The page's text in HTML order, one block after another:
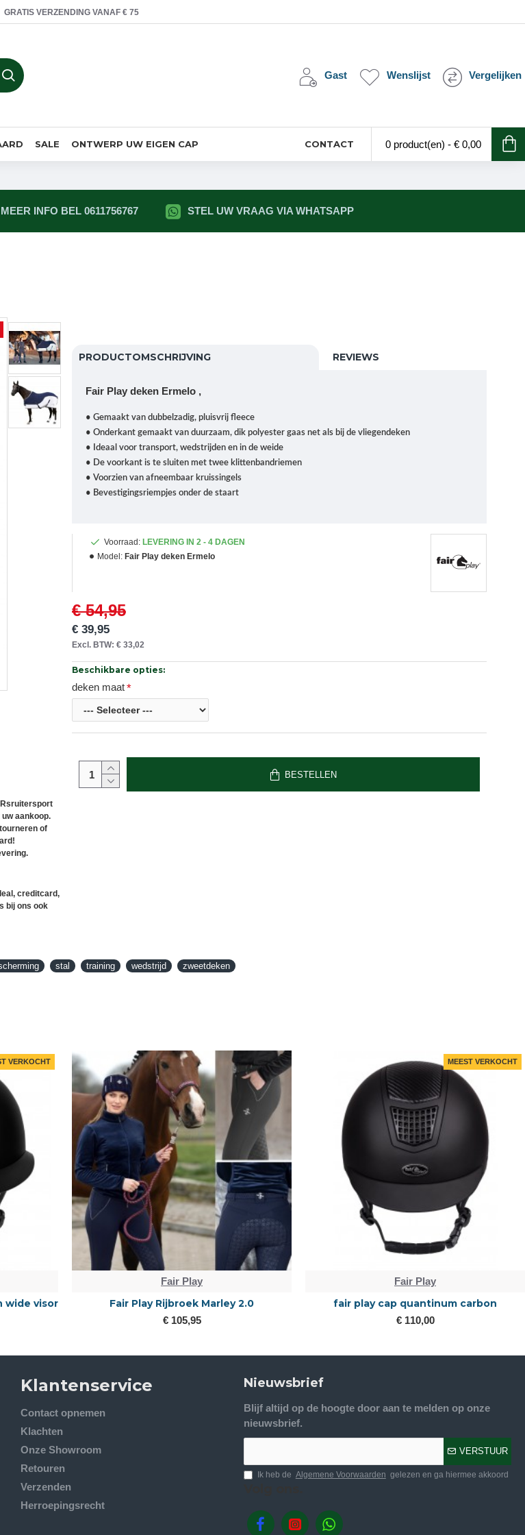
GRATIS VERZENDING VANAF € 75
Gast Wenslijst Vergelijken
SALE ONTWERP UW EIGEN CAP CONTACT 0 product(en) - € 0,00
MEER INFO BEL 0611756767 STEL UW VRAAG VIA WHATSAPP
aankoop.
of
creditcard,
bij ons ook
PRODUCTOMSCHRIJVING REVIEWS
Fair Play deken Ermelo ,
• Gemaakt van dubbelzadig, pluisvrij fleece
• Onderkant gemaakt van duurzaam, dik polyester gaas net als bij de vliegendeken
• Ideaal voor transport, wedstrijden en in de weide
• De voorkant is te sluiten met twee klittenbandriemen
• Voorzien van afneembaar kruissingels
• Bevestigingsriempjes onder de staart
Voorraad: LEVERING IN 2 - 4 DAGEN
Model: Fair Play deken Ermelo
€ 39,95
€ 54,95
Excl. BTW: € 33,02
Beschikbare opties:
deken maat
BESTELLEN
stal training wedstrijd zweetdeken
VERKOCHT
gold
MEEST VERKOCHT
Fair Play
fair play quantinum Eclipse Rose polo
klep
Fair Play
Fair Play quantinum w.v Spotlight matt
€ 189,95
Klantenservice
Contact opnemen
Klachten
Onze Showroom
Retouren
Verzenden
Herroepingsrecht
Nieuwsbrief
Blijf altijd op de hoogte door aan te melden op onze
nieuwsbrief.
VERSTUUR
Ik heb de Algemene Voorwaarden gelezen en ga hiermee akkoord